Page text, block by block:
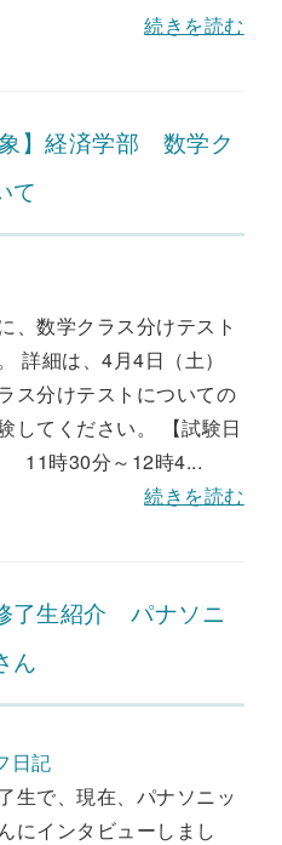
続きを読む
】経済学部 数学ク
て
、数学クラス分けテスト
詳細は、4月4日（土）
ス分けテストについての
してください。 【試験日
11時30分～12時4...
続きを読む
了生紹介 パナソニ
ん
日記
生で、現在、パナソニッ
にインタビューしまし